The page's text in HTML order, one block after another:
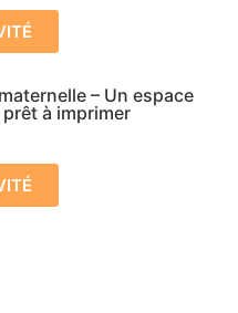
– Un espace
à imprimer